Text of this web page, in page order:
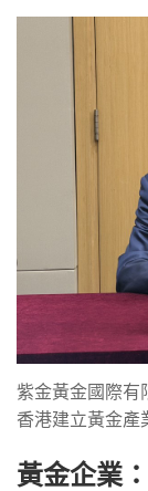
紫金黃金國際有
香港建立黃金產
黃金企業